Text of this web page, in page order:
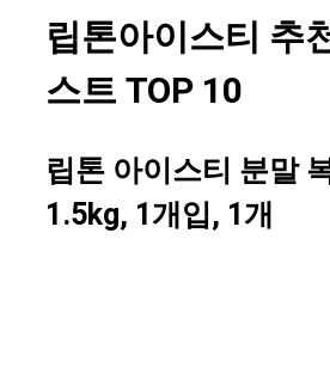
립톤아이스티 추
스트 TOP 10
립톤 아이스티 분말
1.5kg, 1개입, 1개